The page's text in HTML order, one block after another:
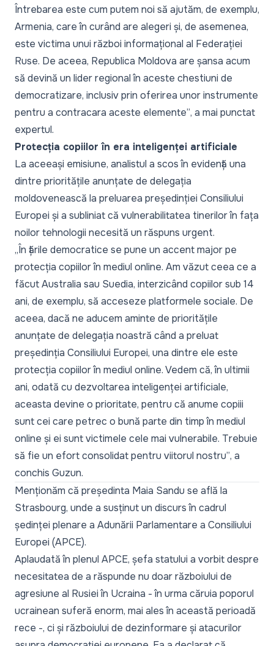
Întrebarea este cum putem noi să ajutăm, de exemplu,
Armenia, care în curând are alegeri și, de asemenea,
este victima unui război informațional al Federației
Ruse. De aceea, Republica Moldova are șansa acum
să devină un lider regional în aceste chestiuni de
democratizare, inclusiv prin oferirea unor instrumente
pentru a contracara aceste elemente”, a mai punctat
expertul.
Protecția copiilor în era inteligenței artificiale
La aceeași emisiune, analistul a scos în evidență una
dintre prioritățile anunțate de delegația
moldovenească la preluarea președinției Consiliului
Europei și a subliniat că vulnerabilitatea tinerilor în fața
noilor tehnologii necesită un răspuns urgent.
„În țările democratice se pune un accent major pe
protecția copiilor în mediul online. Am văzut ceea ce a
făcut Australia sau Suedia, interzicând copiilor sub 14
ani, de exemplu, să acceseze platformele sociale. De
aceea, dacă ne aducem aminte de prioritățile
anunțate de delegația noastră când a preluat
președinția Consiliului Europei, una dintre ele este
protecția copiilor în mediul online. Vedem că, în ultimii
ani, odată cu dezvoltarea inteligenței artificiale,
aceasta devine o prioritate, pentru că anume copiii
sunt cei care petrec o bună parte din timp în mediul
online și ei sunt victimele cele mai vulnerabile. Trebuie
să fie un efort consolidat pentru viitorul nostru”, a
conchis Guzun.
Menționăm că președinta Maia Sandu se află la
Strasbourg, unde a susținut un discurs în cadrul
ședinței plenare a Adunării Parlamentare a Consiliului
Europei (APCE).
Aplaudată în plenul APCE, șefa statului a vorbit despre
necesitatea de a răspunde nu doar războiului de
agresiune al Rusiei în Ucraina - în urma căruia poporul
ucrainean suferă enorm, mai ales în această perioadă
rece -, ci și războiului de dezinformare și atacurilor